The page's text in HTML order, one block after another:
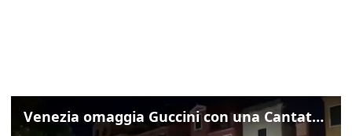
Venezia omaggia Guccini con una Cantata Anarchica in campo Santa Margherita